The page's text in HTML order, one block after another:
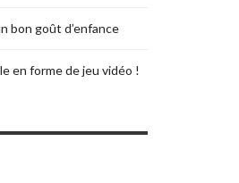
bon goût d’enfance
en forme de jeu vidéo !